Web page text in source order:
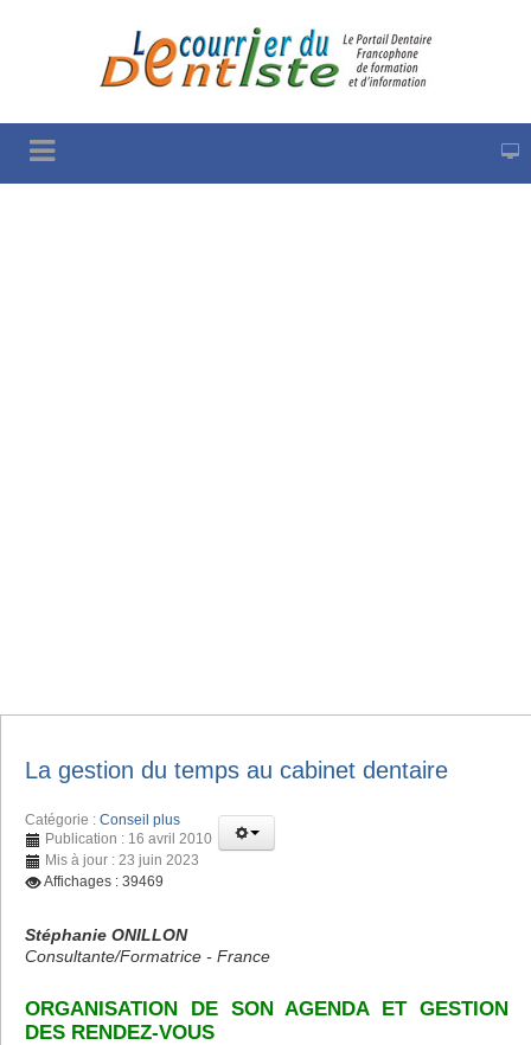
La gestion du temps au cabinet dentaire
Catégorie : Conseil plus
Publication : 16 avril 2010
Mis à jour : 23 juin 2023
Affichages : 39469
Stéphanie ONILLON
Consultante/Formatrice - France
ORGANISATION DE SON AGENDA ET GESTION
DES RENDEZ-VOUS